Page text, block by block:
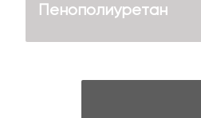
Пенополиуретан